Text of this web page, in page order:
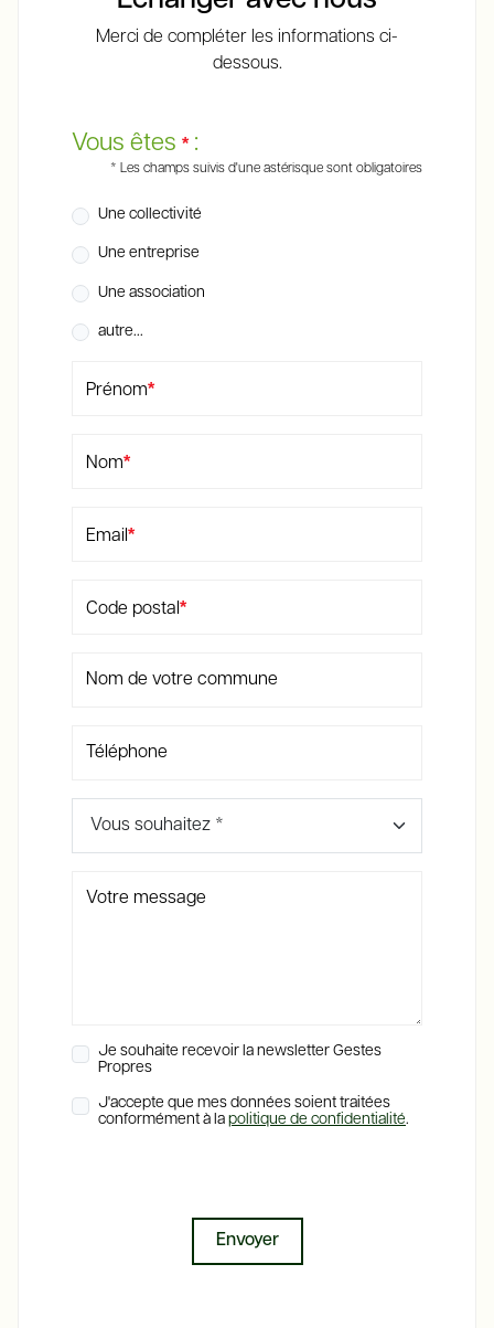
Merci de compléter les informations ci-
dessous.
Vous êtes * :
* Les champs suivis d'une astérisque sont obligatoires
Une collectivité
Une entreprise
Une association
autre...
Prénom*
Nom*
Email *
Code postal *
Nom de votre commune
Téléphone
Votre message
Je souhaite recevoir la newsletter Gestes
Propres
J'accepte que mes données soient traitées
conformément à la politique de confidentialité.